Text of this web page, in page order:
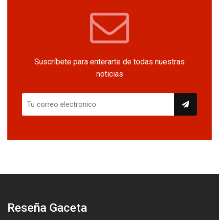
Suscríbete para enterarte de todas nuestras
noticias
Reseña Gaceta